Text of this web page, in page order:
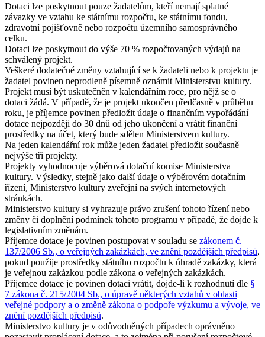
Dotaci lze poskytnout pouze žadatelům, kteří nemají splatné
závazky ve vztahu ke státnímu rozpočtu, ke státnímu fondu,
zdravotní pojišťovně nebo rozpočtu územního samosprávného
celku.
Dotaci lze poskytnout do výše 70 % rozpočtovaných výdajů na
schválený projekt.
Veškeré dodatečné změny vztahující se k žadateli nebo k projektu je
žadatel povinen neprodleně písemně oznámit Ministerstvu kultury.
Projekt musí být uskutečněn v kalendářním roce, pro nějž se o
dotaci žádá. V případě, že je projekt ukončen předčasně v průběhu
roku, je příjemce povinen předložit údaje o finančním vypořádání
dotace nejpozději do 30 dnů od jeho ukončení a vrátit finanční
prostředky na účet, který bude sdělen Ministerstvem kultury.
Na jeden kalendářní rok může jeden žadatel předložit současně
nejvýše tři projekty.
Projekty vyhodnocuje výběrová dotační komise Ministerstva
kultury. Výsledky, stejně jako další údaje o výběrovém dotačním
řízení, Ministerstvo kultury zveřejní na svých internetových
stránkách.
Ministerstvo kultury si vyhrazuje právo zrušení tohoto řízení nebo
změny či doplnění podmínek tohoto programu v případě, že dojde k
legislativním změnám.
Příjemce dotace je povinen postupovat v souladu se zákonem č.
137/2006 Sb., o veřejných zakázkách, ve znění pozdějších předpisů,
pokud použije prostředky státního rozpočtu k úhradě zakázky, která
je veřejnou zakázkou podle zákona o veřejných zakázkách.
Příjemce dotace je povinen dotaci vrátit, dojde-li k rozhodnutí dle §
7 zákona č. 215/2004 Sb., o úpravě některých vztahů v oblasti
veřejné podpory a o změně zákona o podpoře výzkumu a vývoje, ve
znění pozdějších předpisů.
Ministerstvo kultury je v odůvodněných případech oprávněno